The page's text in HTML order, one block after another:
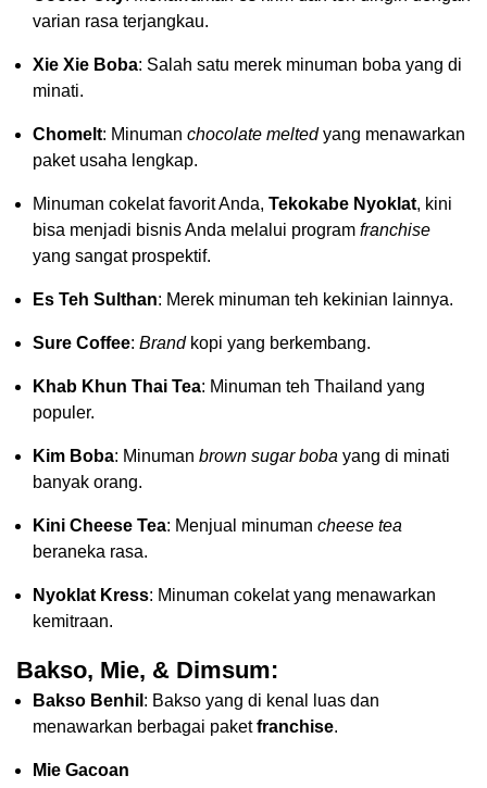
varian rasa terjangkau.
Xie Xie Boba: Salah satu merek minuman boba yang di
minati.
Chomelt: Minuman chocolate melted yang menawarkan
paket usaha lengkap.
Minuman cokelat favorit Anda, Tekokabe Nyoklat, kini
bisa menjadi bisnis Anda melalui program franchise
yang sangat prospektif.
Es Teh Sulthan: Merek minuman teh kekinian lainnya.
Sure Coffee: Brand kopi yang berkembang.
Khab Khun Thai Tea: Minuman teh Thailand yang
populer.
Kim Boba: Minuman brown sugar boba yang di minati
banyak orang.
Kini Cheese Tea: Menjual minuman cheese tea
beraneka rasa.
Nyoklat Kress: Minuman cokelat yang menawarkan
kemitraan.
Bakso, Mie, & Dimsum:
Bakso Benhil : Bakso yang di kenal luas dan
menawarkan berbagai paketfranchise.
Mie Gacoan